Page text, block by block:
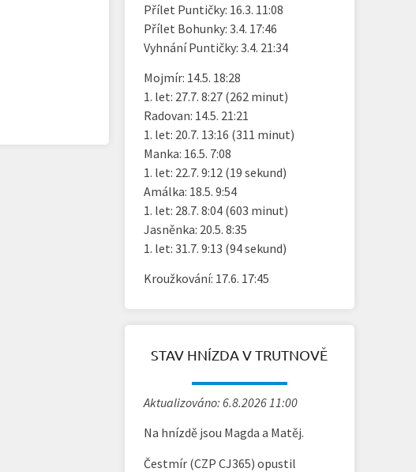
Přílet Puntičky: 16.3. 11:08
Přílet Bohunky: 3.4. 17:46
Vyhnání Puntičky: 3.4. 21:34
Mojmír: 14.5. 18:28
1. let: 27.7. 8:27 (262 minut)
Radovan: 14.5. 21:21
1. let: 20.7. 13:16 (311 minut)
Manka: 16.5. 7:08
1. let: 22.7. 9:12 (19 sekund)
Amálka: 18.5. 9:54
1. let: 28.7. 8:04 (603 minut)
Jasněnka: 20.5. 8:35
1. let: 31.7. 9:13 (94 sekund)
Kroužkování: 17.6. 17:45
STAV HNÍZDA V TRUTNOVĚ
Aktualizováno: 6.8.2026 11:00
Na hnízdě jsou Magda a Matěj.
Čestmír (CZP CJ365) opustil